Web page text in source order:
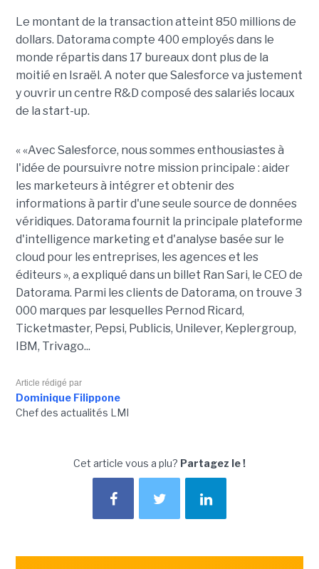
Le montant de la transaction atteint 850 millions de
dollars. Datorama compte 400 employés dans le
monde répartis dans 17 bureaux dont plus de la
moitié en Israël. A noter que Salesforce va justement
y ouvrir un centre R&D composé des salariés locaux
de la start-up.
« «Avec Salesforce, nous sommes enthousiastes à
l'idée de poursuivre notre mission principale : aider
les marketeurs à intégrer et obtenir des
informations à partir d'une seule source de données
véridiques. Datorama fournit la principale plateforme
d'intelligence marketing et d'analyse basée sur le
cloud pour les entreprises, les agences et les
éditeurs », a expliqué dans un billet Ran Sari, le CEO de
Datorama. Parmi les clients de Datorama, on trouve 3
000 marques par lesquelles Pernod Ricard,
Ticketmaster, Pepsi, Publicis, Unilever, Keplergroup,
IBM, Trivago...
Article rédigé par
Dominique Filippone
Chef des actualités LMI
Cet article vous a plu? Partagez le !